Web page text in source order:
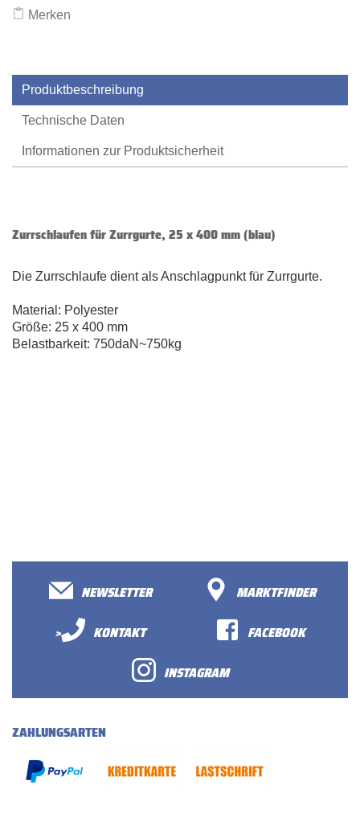
Merken
Produktbeschreibung
Technische Daten
Informationen zur Produktsicherheit
Zurrschlaufen für Zurrgurte, 25 x 400 mm (blau)
Die Zurrschlaufe dient als Anschlagpunkt für Zurrgurte.
Material: Polyester
Größe: 25 x 400 mm
Belastbarkeit: 750daN~750kg
NEWSLETTER
MARKTFINDER
>
KONTAKT
FACEBOOK
INSTAGRAM
ZAHLUNGSARTEN